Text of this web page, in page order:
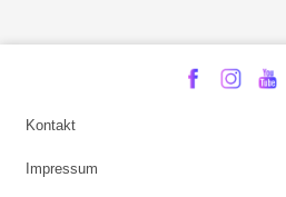
Kontakt
Impressum